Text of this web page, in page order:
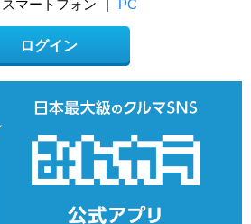
スマートフォン | PC
ログイン